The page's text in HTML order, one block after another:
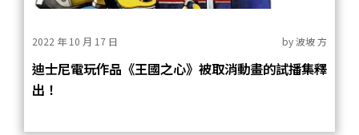
2022 年 10 月 17 日 by波坡 方
迪士尼電玩作品《王國之心》被取消動畫的試播集釋
出！